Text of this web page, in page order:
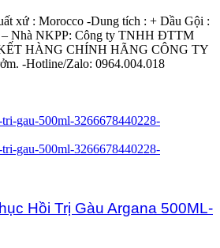
xứ : Morocco -Dung tích : + Dầu Gội :
– Nhà NKPP: Công ty TNHH ĐTTM
HÀNG CHÍNH HÃNG CÔNG TY
-Hotline/Zalo: 0964.004.018
Hồi Trị Gàu Argana 500ML-